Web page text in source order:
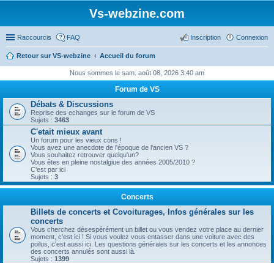
Vs-webzine.com
Raccourcis FAQ Connexion
Inscription
Retour sur VS-webzine Accueil du forum
Nous sommes le sam. août 08, 2026 3:40 am
Forum de VS
Débats & Discussions
Reprise des echanges sur le forum de VS
Sujets : 3463
C'etait mieux avant
Un forum pour les vieux cons !
Vous avez une anecdote de l'époque de l'ancien VS ?
Vous souhaitez retrouver quelqu'un?
Vous êtes en pleine nostalgiue des années 2005/2010 ?
C'est par ici
Sujets : 3
Concerts
Billets de concerts et Covoiturages, Infos générales sur les
concerts
Vous cherchez désespérément un billet ou vous vendez votre place au dernier
moment, c'est ici ! Si vous voulez vous entasser dans une voiture avec des
poilus, c'est aussi ici. Les questions générales sur les concerts et les annonces
des concerts annulés sont aussi là.
Sujets : 1399